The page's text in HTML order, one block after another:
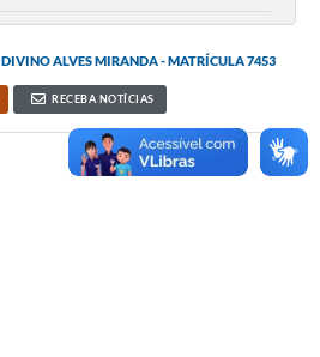
DIVINO ALVES MIRANDA - MATRÍCULA 7453
RECEBA NOTÍCIAS